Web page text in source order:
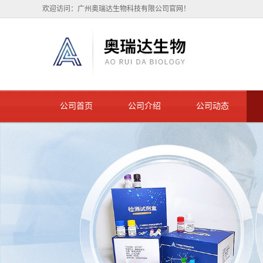
欢迎访问：广州奥瑞达生物科技有限公司官网！
公司首页 公司介绍 公司动态